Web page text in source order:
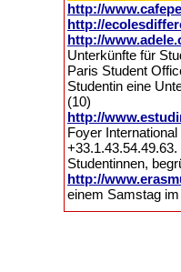
http://
http://
http://
Unterkünfte für
Paris Student
Studentin eine
(10)
http://
Foyer
Studentinnen,
http://
einem Samstag